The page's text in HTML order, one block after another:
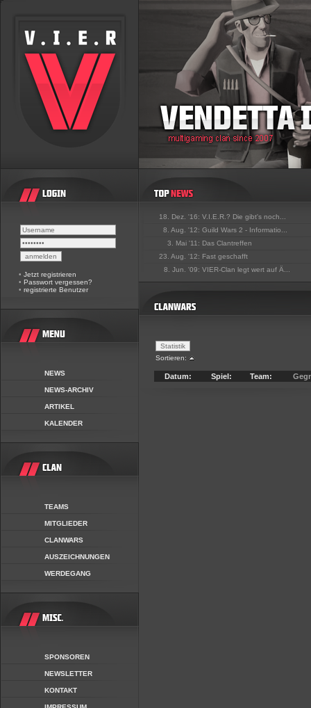
• Jetzt registrieren
• Passwort vergessen?
• registrierte Benutzer
NEWS
NEWS-ARCHIV
ARTIKEL
KALENDER
TEAMS
MITGLIEDER
CLANWARS
AUSZEICHNUNGEN
WERDEGANG
SPONSOREN
NEWSLETTER
KONTAKT
18. Dez. '16: V.I.E.R.? Die gibt's noch...
8. Aug. '12: Guild Wars 2 - Informatio...
3. Mai '11: Das Clantreffen
23. Aug. '12: Fast geschafft
8. Jun. '09: VIER-Clan legt wert auf Ä...
Sortieren:
Datum: Spiel: Team: